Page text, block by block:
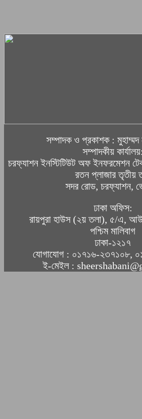
সম্পাদক ও প্রকাশক :
সম্পাদকীয় কার্যালয়:
চরফ্যাশন ইনস্টিটিউট অফ ইনফরমেশন
রতন প্লাজার তৃতীয়
সদর রোড, চরফ্যাশন,
ঢাকা অফিস:
রায়পুরা হাউস (২য় তলা), ৫/এ,
পশ্চিম মালিবাগ
ঢাকা-১২১৭
যোগাযোগ : ০১৭১৬-২৩৭১০৮,
ই-মেইল :